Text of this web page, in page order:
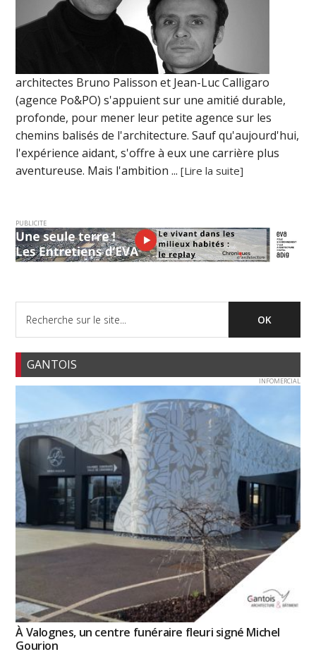
architectes Bruno Palisson et Jean-Luc Calligaro
(agence Po&PO) s'appuient sur une amitié durable,
profonde, pour mener leur petite agence sur les
chemins balisés de l'architecture. Sauf qu'aujourd'hui,
l'expérience aidant, s'offre à eux une carrière plus
aventureuse. Mais l'ambition ...[Lire la suite]
PUBLICITE
GANTOIS
INFOMERCIAL
À Valognes, un centre funéraire fleuri signé Michel
Gourion